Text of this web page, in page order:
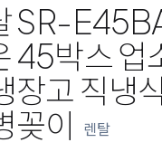
SR-
45박스 업
장고 직냉
꽂이
렌탈